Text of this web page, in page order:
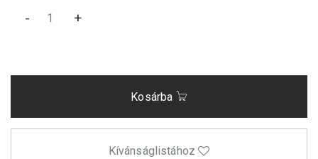
- +
Kosárba
Kívánságlistához